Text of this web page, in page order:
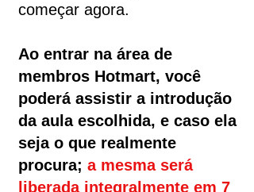
começar agora.
Ao entrar na área de
membros Hotmart, você
poderá assistir a introdução
da aula escolhida, e caso ela
seja o que realmente
procura; a mesma será
liberada integralmente em 7